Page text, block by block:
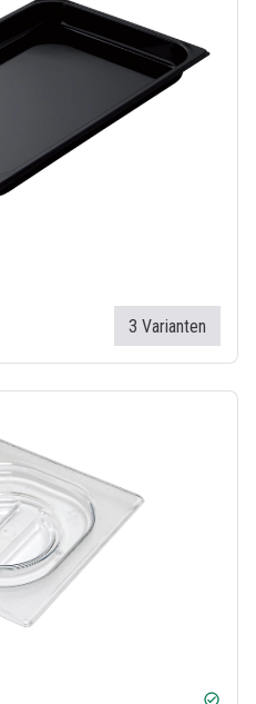
3 Varianten
check_circle